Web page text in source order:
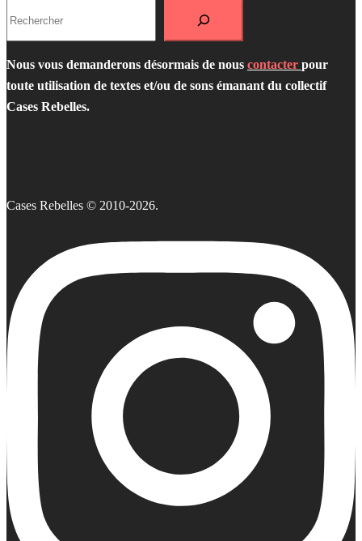
Nous vous demanderons désormais de nous contacter pour
toute utilisation de textes et/ou de sons émanant du collectif
Cases Rebelles.
Cases Rebelles © 2010-2026.